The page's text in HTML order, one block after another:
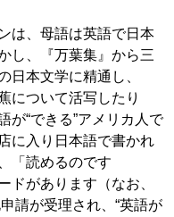
は、母語は英語で日本
し、『万葉集』から三
日本文学に精通し、
について活写したり
が“できる”アメリカ人で
に入り日本語で書かれ
「読めるのです
ドがあります（なお、
請が受理され、“英語が